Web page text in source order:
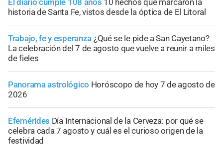
El diario cumple 108 años 10 hechos que marcaron la
historia de Santa Fe, vistos desde la óptica de El Litoral
Trabajo, fe y esperanza ¿Qué se le pide a San Cayetano?
La celebración del 7 de agosto que vuelve a reunir a miles
de fieles
Panorama astrológico Horóscopo de hoy 7 de agosto de
2026
Efemérides Día Internacional de la Cerveza: por qué se
celebra cada 7 agosto y cuál es el curioso origen de la
festividad